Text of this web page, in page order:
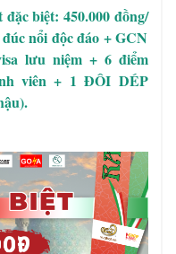
biệt: 450.000 đồng/
nổi độc đáo + GCN
lưu niệm +6 điểm
viên + 1 ĐÔI DÉP